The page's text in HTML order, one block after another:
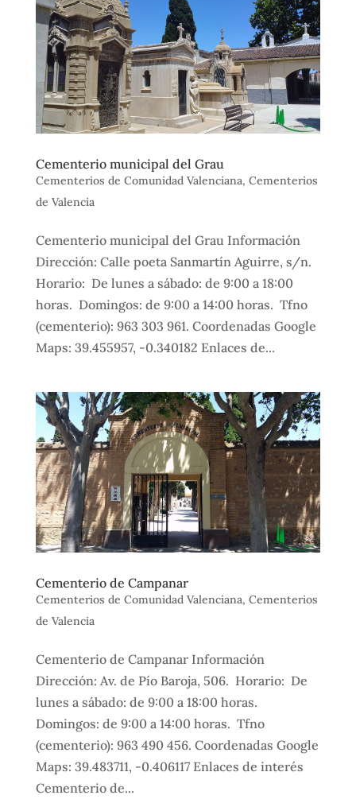
Cementerio municipal del Grau
Cementerios de Comunidad Valenciana, Cementerios
de Valencia
Cementerio municipal del Grau Información
Dirección: Calle poeta Sanmartín Aguirre, s/n.
Horario: De lunes a sábado: de 9:00 a 18:00
horas. Domingos: de 9:00 a 14:00 horas. Tfno
(cementerio): 963 303 961. Coordenadas Google
Maps: 39.455957, -0.340182 Enlaces de...
Cementerio de Campanar
Cementerios de Comunidad Valenciana, Cementerios
de Valencia
Cementerio de Campanar Información
Dirección: Av. de Pío Baroja, 506. Horario: De
lunes a sábado: de 9:00 a 18:00 horas.
Domingos: de 9:00 a 14:00 horas. Tfno
(cementerio): 963 490 456. Coordenadas Google
Maps: 39.483711, -0.406117 Enlaces de interés
Cementerio de...